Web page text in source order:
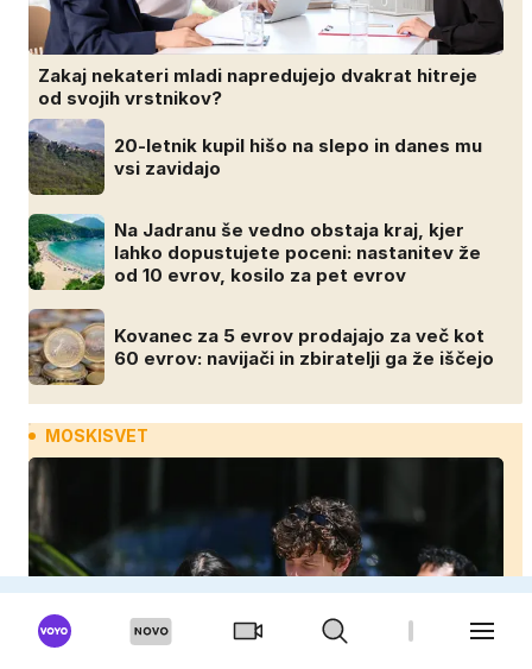
Zakaj nekateri mladi napredujejo dvakrat hitreje
od svojih vrstnikov?
20-letnik kupil hišo na slepo in danes mu
vsi zavidajo
Na Jadranu še vedno obstaja kraj, kjer
lahko dopustujete poceni: nastanitev že
od 10 evrov, kosilo za pet evrov
Kovanec za 5 evrov prodajajo za več kot
60 evrov: navijači in zbiratelji ga že iščejo
MOSKISVET